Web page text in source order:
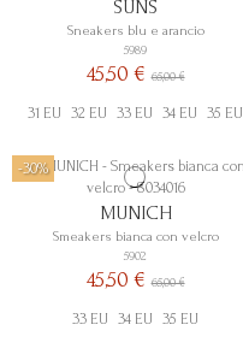
Sneakers blu e arancio
SUNS
5989
45,50 €65,00 €
31 EU 32 EU 33 EU 34 EU 35 EU
-30%
Smeakers bianca con velcro
MUNICH
5902
45,50 €65,00 €
33 EU 34 EU 35 EU